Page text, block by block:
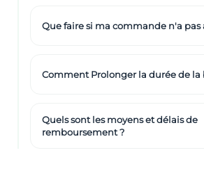
Que faire si ma commande n'a pas
Comment Prolonger la durée de la
Quels sont les moyens et délais de
remboursement ?